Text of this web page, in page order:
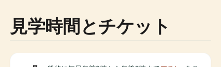
見学時間とチケット